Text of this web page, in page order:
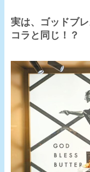
実は、ゴッドブ
コラと同じ！？